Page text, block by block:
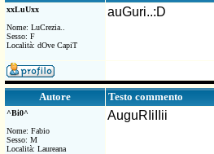
xxLuUxx
Nome: LuCrezia..
Sesso: F
Località: dOve CapiT
auGuri..:D
Autore Testo commento
^Bi0^
Nome: Fabio
Sesso: M
Località: Laureana
AuguRIiIIii